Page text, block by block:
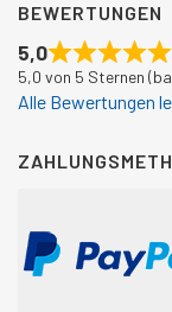
BEWERTUNGEN
5,0
5,0 von 5 Sternen
Alle Bewertungen